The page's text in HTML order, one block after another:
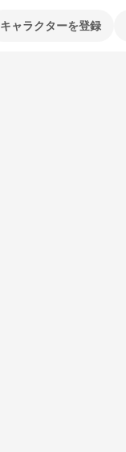
キャラクターを登録